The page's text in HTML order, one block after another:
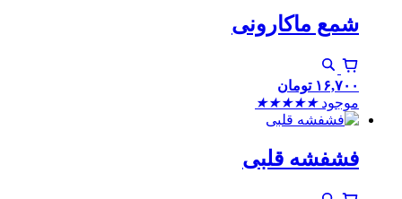
شمع ماکارونی
۱۶,۷۰۰ تومان
موجود ★
★
★
★
★
فشفشه قلبی